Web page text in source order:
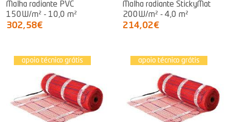
Malha radiante PVC
150W/m² - 10,0 m²
302,58€
Malha radiante StickyMat
200W/m² - 4,0 m²
214,02€
apoio técnico grátis apoio técnico grátis